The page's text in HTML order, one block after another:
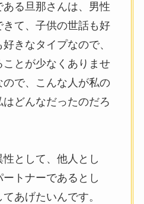
る旦那さんは、男性
て、子供の世話も好
きなタイプなので、
とが少なくありませ
で、こんな人が私の
どんなだったのだろ
として、他人とし
トナーであるとし
あげたいんです。